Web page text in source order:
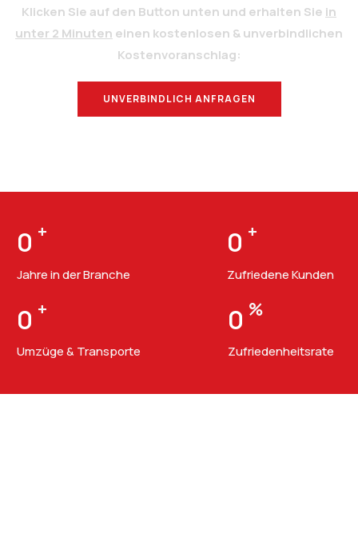
Klicken Sie auf den Button unten und erhalten Sie in
unter 2 Minuten einen kostenlosen & unverbindlichen
Kostenvoranschlag:
UNVERBINDLICH ANFRAGEN
0 +
Jahre in der Branche
0 +
Zufriedene Kunden
0 +
Umzüge & Transporte
0 %
Zufriedenheitsrate